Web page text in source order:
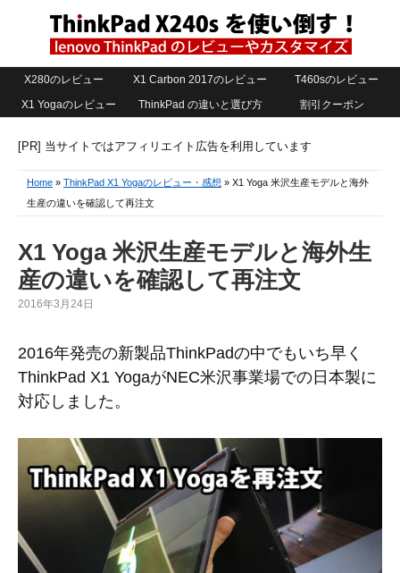
X280のレビュー X1 Carbon 2017のレビュー
T460sのレビュー
X1 Yogaのレビュー
ThinkPad の違いと選び方 割引クーポン
[PR] 当サイトではアフィリエイト広告を利用しています
Home » ThinkPad X1 Yogaのレビュー・感想 » X1 Yoga 米沢生産モデルと海外
生産の違いを確認して再注文
X1 Yoga 米沢生産モデルと海外生
産の違いを確認して再注文
2016年3月24日
2016年発売の新製品ThinkPadの中でもいち早く
ThinkPad X1 YogaがNEC米沢事業場での日本製に
対応しました。